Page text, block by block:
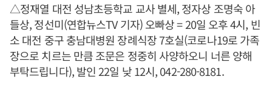
△정재열 대전 성남초등학교 교사 별세, 정자상 조명숙 아
들상, 정선미(연합뉴스TV 기자) 오빠상 = 20일 오후 4시, 빈
소 대전 중구 충남대병원 장례식장 7호실(코로나19로 가족
장으로 치르는 만큼 조문은 정중히 사양하오니 너른 양해
부탁드립니다), 발인 22일 낮 12시, 042-280-8181.